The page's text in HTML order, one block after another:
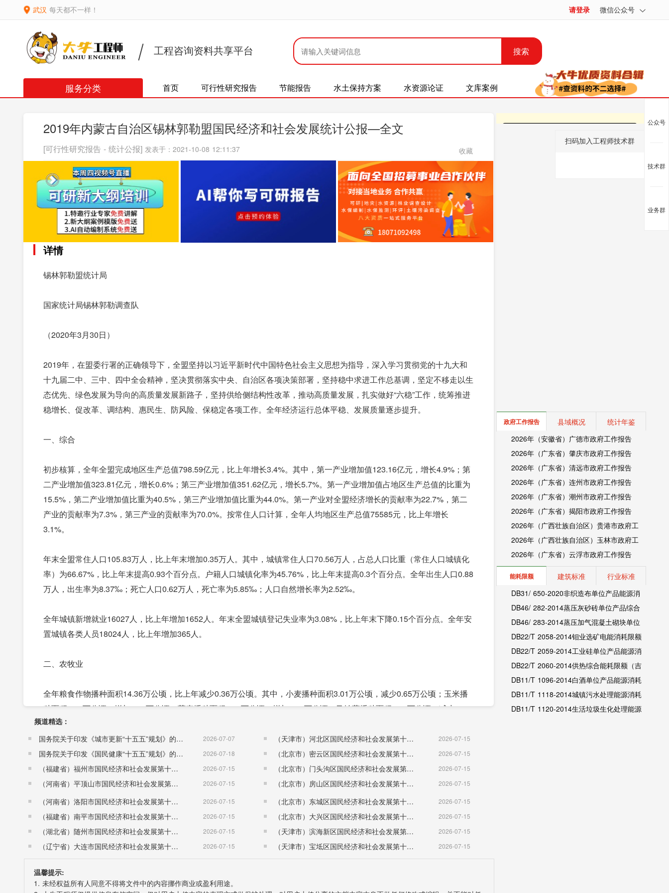
武汉 每天都不一样！ 请登录 微信公众号
工程咨询资料共享平台 搜索
服务分类 首页 可行性研究报告 节能报告 水土保持方案 水资源论证 文库案例
2019年内蒙古自治区锡林郭勒盟国民经济和社会发展统计公报—全文
[可行性研究报告 - 统计公报] 发表于：2021-10-08 12:11:37 收藏
详情
锡林郭勒盟统计局
国家统计局锡林郭勒调查队
（2020年3月30日）
2019年，在盟委行署的正确领导下，全盟坚持以习近平新时代中国特色社会主义思想为指导，深入学习贯彻党的十九大和
十九届二中、三中、四中全会精神，坚决贯彻落实中央、自治区各项决策部署，坚持稳中求进工作总基调，坚定不移走以生
态优先、绿色发展为导向的高质量发展新路子，坚持供给侧结构性改革，推动高质量发展，扎实做好“六稳”工作，统筹推进
稳增长、促改革、调结构、惠民生、防风险、保稳定各项工作。全年经济运行总体平稳、发展质量逐步提升。
一、综合
初步核算，全年全盟完成地区生产总值798.59亿元，比上年增长3.4%。其中，第一产业增加值123.16亿元，增长4.9%；第
二产业增加值323.81亿元，增长0.6%；第三产业增加值351.62亿元，增长5.7%。第一产业增加值占地区生产总值的比重为
15.5%，第二产业增加值比重为40.5%，第三产业增加值比重为44.0%。第一产业对全盟经济增长的贡献率为22.7%，第二
产业的贡献率为7.3%，第三产业的贡献率为70.0%。按常住人口计算，全年人均地区生产总值75585元，比上年增长
3.1%。
年末全盟常住人口105.83万人，比上年末增加0.35万人。其中，城镇常住人口70.56万人，占总人口比重（常住人口城镇化
率）为66.67%，比上年末提高0.93个百分点。户籍人口城镇化率为45.76%，比上年末提高0.3个百分点。全年出生人口0.88
万人，出生率为8.37‰；死亡人口0.62万人，死亡率为5.85‰；人口自然增长率为2.52‰。
全年城镇新增就业16027人，比上年增加1652人。年末全盟城镇登记失业率为3.08%，比上年末下降0.15个百分点。全年安
置城镇各类人员18024人，比上年增加365人。
二、农牧业
全年粮食作物播种面积14.36万公顷，比上年减少0.36万公顷。其中，小麦播种面积3.01万公顷，减少0.65万公顷；玉米播
种面积2.01万公顷，增加0.14万公顷；莜麦播种面积4.83万公顷，增加0.33万公顷；马铃薯播种面积4.32万公顷，减少0.19
万公顷。
全年粮食总产量45万吨，比上年增产8万吨。其中，小麦产量6.9万吨，减产0.3万吨；玉米产量8.21万吨，增产3.5万吨；大
豆产量1.5万吨，减产0.6万吨；马铃薯产量20.37万吨，增产1.43万吨。油料产量4.42万吨，比上年增产0.98万吨；甜菜产量
15.74万吨，增产4.1万吨；蔬菜产量60.51万吨，增产10.68万吨；水果（含果用瓜）总产量0.45万吨，减产0.86万吨。
全年羊肉产量14.94万吨，比上年下降7.2%；牛肉产量13.15万吨，增长2.4%；猪肉产量0.75万吨，减少17.5%；禽肉产量
0.08万吨，增长7.4%；禽蛋产量0.62吨，增长2.3%；牛奶产量62.28万吨，增长1.8%。牧业年度牲畜存栏数1297.71万头
只，比上年下降3.2%。其中，羊存栏1108.96万只，下降5.4%；牛存栏160万头，增长17.6%；猪存栏3.77万口，下降
45.4%。
三、工业和建筑业
频道精选：
国务院关于印发《城市更新“十五五”规划》的通知（国发〔2026〕12号）
2026-07-07
国务院关于印发《国民健康“十五五”规划》的通知 （国发〔2026〕23号） 2026-07-18
（福建省）福州市国民经济和社会发展第十五个五年规划纲要 2026-07-15
（河南省）平顶山市国民经济和社会发展第十五个五年规划纲要 2026-07-15
（河南省）洛阳市国民经济和社会发展第十五个五年规划纲要 2026-07-15
（福建省）南平市国民经济和社会发展第十五个五年规划纲要 2026-07-15
（湖北省）随州市国民经济和社会发展第十五个五年规划纲要 2026-07-15
（辽宁省）大连市国民经济和社会发展第十五个五年规划纲要 2026-07-15
（天津市）河北区国民经济和社会发展第十五个五年规划纲要 2026-07-15
（北京市）密云区国民经济和社会发展第十五个五年规划纲要 2026-07-15
（北京市）门头沟区国民经济和社会发展第十五个五年规划纲要 2026-07-15
（北京市）房山区国民经济和社会发展第十五个五年规划纲要 2026-07-15
（北京市）东城区国民经济和社会发展第十五个五年规划纲要 2026-07-15
（北京市）大兴区国民经济和社会发展第十五个五年规划纲要 2026-07-15
（天津市）滨海新区国民经济和社会发展第十五个五年规划纲要 2026-07-15
（天津市）宝坻区国民经济和社会发展第十五个五年规划纲要 2026-07-15
温馨提示:
1. 未经权益所有人同意不得将文件中的内容挪作商业或盈利用途。
政府工作报告 县域概况
统计年鉴
2026年（安徽省）广德市政府工作报告
2026年（广东省）肇庆市政府工作报告
2026年（广东省）清远市政府工作报告
2026年（广东省）连州市政府工作报告
2026年（广东省）潮州市政府工作报告
2026年（广东省）揭阳市政府工作报告
2026年（广西壮族自治区）贵港市政府工
作报告
2026年（广西壮族自治区）玉林市政府工
作报告
2026年（广东省）云浮市政府工作报告
能耗限额 建筑标准
行业标准
DB31/ 650-2020非织造布单位产品能源消
耗限额（上海市地方标准）
DB46/ 282-2014蒸压灰砂砖单位产品综合
能耗和电耗限额（海南省地方标准）
DB46/ 283-2014蒸压加气混凝土砌块单位
产品综合能耗和电耗限额（海南省地方标
准）
DB22/T 2058-2014钼业选矿电能消耗限额
（吉林省地方标准）
DB22/T 2059-2014工业硅单位产品能源消
耗限额（吉林省地方标准）
DB22/T 2060-2014供热综合能耗限额（吉
林省地方标准）
DB11/T 1096-2014白酒单位产品能源消耗
限额（北京市地方标准）
DB11/T 1118-2014城镇污水处理能源消耗
限额（北京市地方标准）
DB11/T 1120-2014生活垃圾生化处理能源
公众号
技术群
扫码加入工程师技术群
业务群